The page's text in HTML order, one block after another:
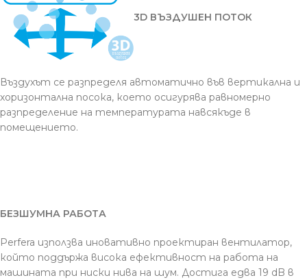
3D ВЪЗДУШЕН ПОТОК
Въздухът се разпределя автоматично във вертикална и
хоризонтална посока, което осигурява равномерно
разпределение на температурата навсякъде в
помещението.
БЕЗШУМНА РАБОТА
Perfera използва иновативно проектиран вентилатор,
който поддържа висока ефективност на работа на
машината при ниски нива на шум. Достига едва 19 dB в